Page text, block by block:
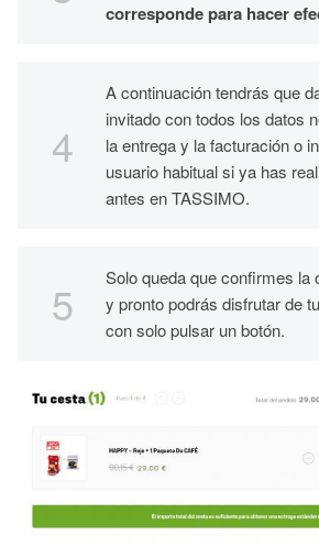
corresponde para hacer
A continuación tendrás que
invitado con todos los datos
la entrega y la facturación o
usuario habitual si ya has
antes en TASSIMO.
Solo queda que confirmes la
y pronto podrás disfrutar de
con solo pulsar un botón.